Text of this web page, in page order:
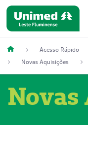
Acesso Rápido
Novas Aquisições
Novas